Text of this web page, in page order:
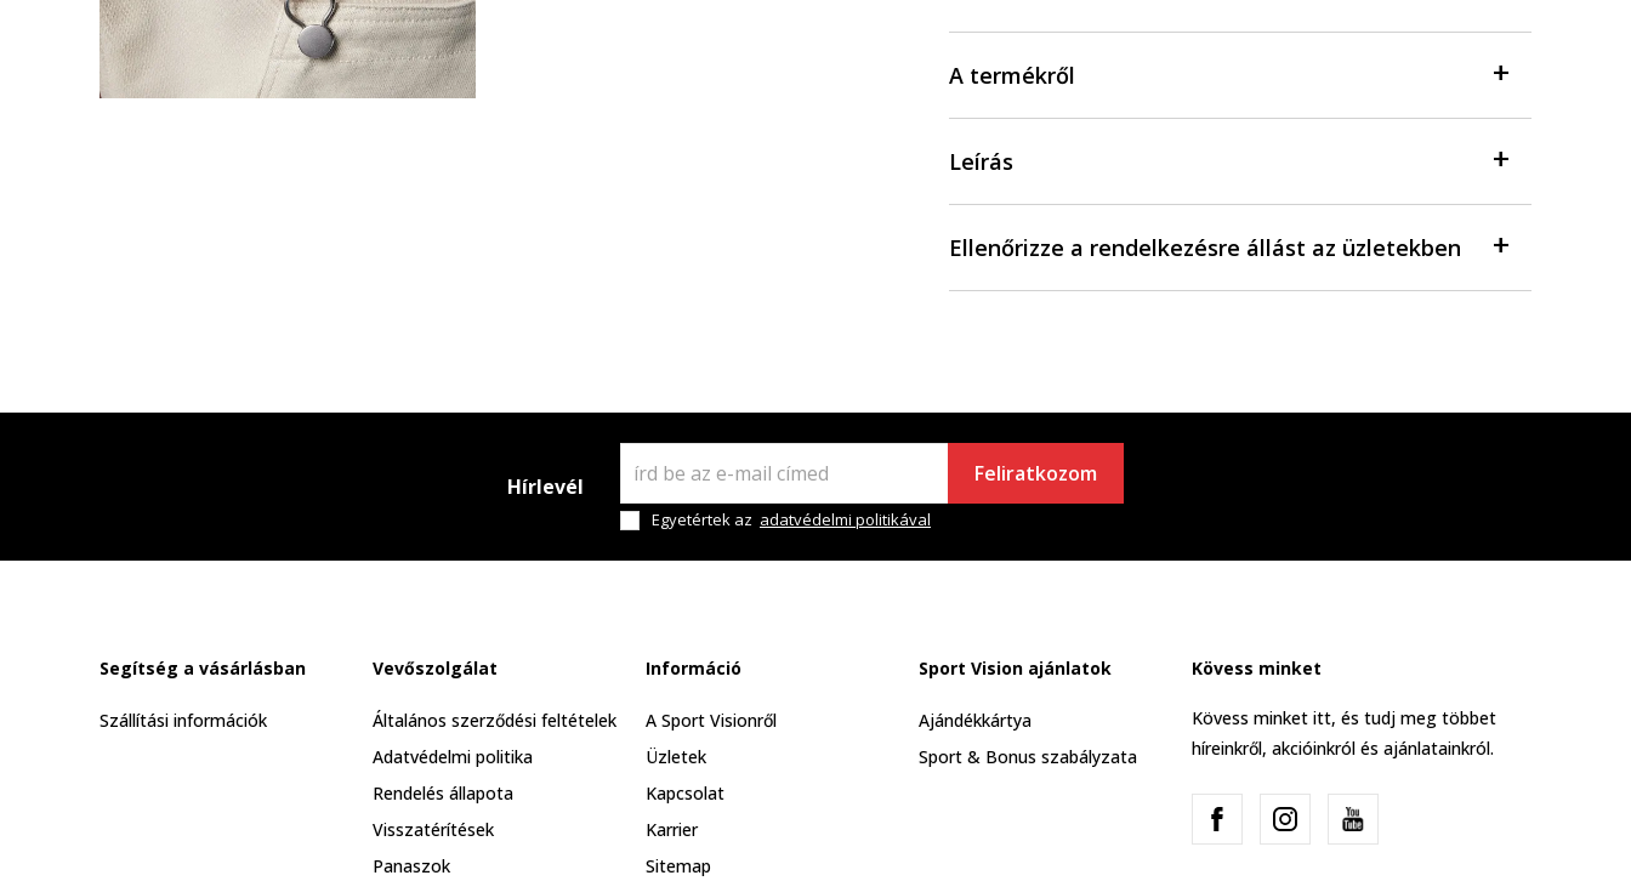
A termékről
Leírás
Ellenőrizze a rendelkezésre állást az üzletekben
Hírlevél Feliratkozom
Egyetértek az adatvédelmi politikával
Segítség a vásárlásban
Szállítási információk
Vevőszolgálat
Általános szerződési feltételek
Adatvédelmi politika
Rendelés állapota
Visszatérítések
Panaszok
Információ
A Sport Visionről
Üzletek
Kapcsolat
Karrier
Sitemap
Sport Vision ajánlatok
Ajándékkártya
Sport & Bonus szabályzata
Kövess minket
Kövess minket itt, és tudj meg többet
híreinkről, akcióinkról és ajánlatainkról.